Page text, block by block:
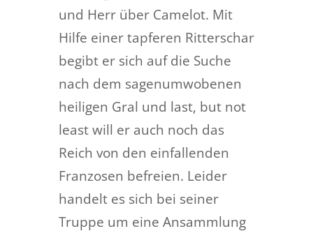
und Herr über Camelot. Mit
Hilfe einer tapferen Ritterschar
begibt er sich auf die Suche
nach dem sagenumwobenen
heiligen Gral und last, but not
least will er auch noch das
Reich von den einfallenden
Franzosen befreien. Leider
handelt es sich bei seiner
Truppe um eine Ansammlung